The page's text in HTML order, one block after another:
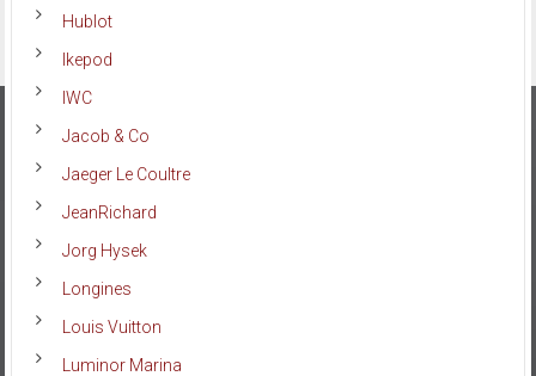
Hublot
Ikepod
IWC
Jacob & Co
Jaeger Le Coultre
JeanRichard
Jorg Hysek
Longines
Louis Vuitton
Luminor Marina